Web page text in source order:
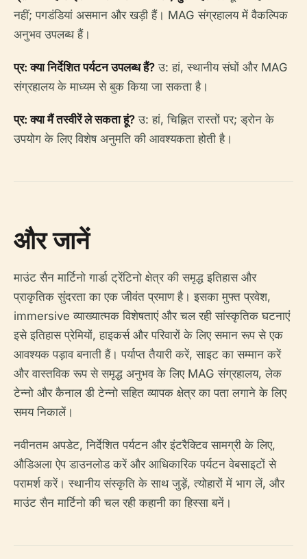
नहीं; पगडंडियां असमान और खड़ी हैं। MAG संग्रहालय में वैकल्पिक
अनुभव उपलब्ध हैं।
प्र: क्या निर्देशित पर्यटन उपलब्ध हैं? उ: हां, स्थानीय संघों और MAG
संग्रहालय के माध्यम से बुक किया जा सकता है।
प्र: क्या मैं तस्वीरें ले सकता हूं? उ: हां, चिह्नित रास्तों पर; ड्रोन के
उपयोग के लिए विशेष अनुमति की आवश्यकता होती है।
और जानें
माउंट सैन मार्टिनो गार्डा ट्रेंटिनो क्षेत्र की समृद्ध इतिहास और
प्राकृतिक सुंदरता का एक जीवंत प्रमाण है। इसका मुफ्त प्रवेश,
immersive व्याख्यात्मक विशेषताएं और चल रही सांस्कृतिक घटनाएं
इसे इतिहास प्रेमियों, हाइकर्स और परिवारों के लिए समान रूप से एक
आवश्यक पड़ाव बनाती हैं। पर्याप्त तैयारी करें, साइट का सम्मान करें
और वास्तविक रूप से समृद्ध अनुभव के लिए MAG संग्रहालय, लेक
टेन्नो और कैनाल डी टेन्नो सहित व्यापक क्षेत्र का पता लगाने के लिए
समय निकालें।
नवीनतम अपडेट, निर्देशित पर्यटन और इंटरैक्टिव सामग्री के लिए,
औडिअला ऐप डाउनलोड करें और आधिकारिक पर्यटन वेबसाइटों से
परामर्श करें। स्थानीय संस्कृति के साथ जुड़ें, त्योहारों में भाग लें, और
माउंट सैन मार्टिनो की चल रही कहानी का हिस्सा बनें।